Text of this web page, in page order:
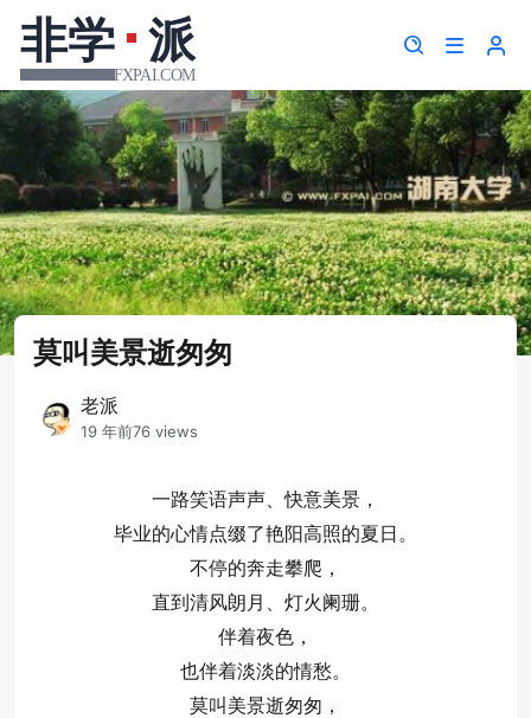
莫叫美景逝匆匆
老派
19 年前76 views
一路笑语声声、快意美景，
毕业的心情点缀了艳阳高照的夏日。
不停的奔走攀爬，
直到清风朗月、灯火阑珊。
伴着夜色，
也伴着淡淡的情愁。
莫叫美景逝匆匆，